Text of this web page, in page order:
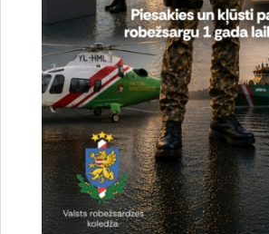
Statistika
2026. gada 5. augusts uz
valsts iekšienē
06.08.2026. Statistika